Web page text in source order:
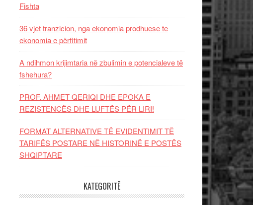
Fishta
36 vjet tranzicion, nga ekonomia prodhuese te
ekonomia e përfitimit
A ndihmon krijimtaria në zbulimin e potencialeve të
fshehura?
PROF. AHMET QERIQI DHE EPOKA E
REZISTENCЁS DHE LUFTЁS PЁR LIRI!
FORMAT ALTERNATIVE TË EVIDENTIMIT TË
TARIFËS POSTARE NË HISTORINË E POSTËS
SHQIPTARE
KATEGORITË